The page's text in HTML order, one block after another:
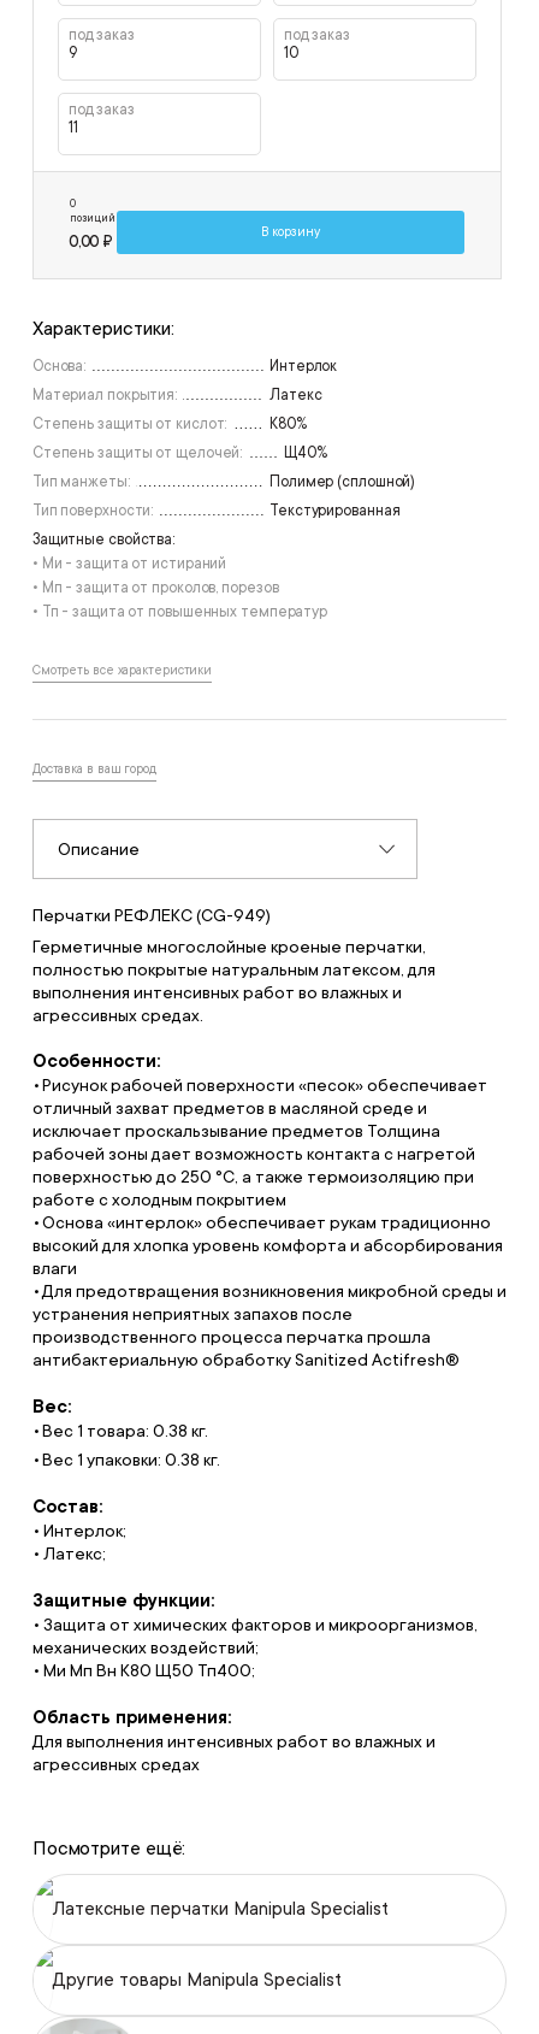
под заказ
9
под заказ
10
под заказ
11
0
позиций
0,00 ₽
В корзину
Характеристики:
Основа:
Интерлок
Материал покрытия:
Латекс
Степень защиты от кислот:
К80%
Степень защиты от щелочей:
Щ40%
Тип манжеты:
Полимер (сплошной)
Тип поверхности:
Текстурированная
Защитные свойства:
• Ми - защита от истираний
• Мп - защита от проколов, порезов
• Тп - защита от повышенных температур
Смотреть все характеристики
Доставка в ваш город
Описание
Перчатки РЕФЛЕКС (CG-949)
Герметичные многослойные кроеные перчатки,
полностью покрытые натуральным латексом, для
выполнения интенсивных работ во влажных и
агрессивных средах.
Особенности:
Рисунок рабочей поверхности «песок» обеспечивает
отличный захват предметов в масляной среде и
исключает проскальзывание предметов Толщина
рабочей зоны дает возможность контакта с нагретой
поверхностью до 250 °С, а также термоизоляцию при
работе с холодным покрытием
Основа «интерлок» обеспечивает рукам традиционно
высокий для хлопка уровень комфорта и абсорбирования
влаги
Для предотвращения возникновения микробной среды и
устранения неприятных запахов после
производственного процесса перчатка прошла
антибактериальную обработку Sanitized Actifresh®
Вес:
Вес 1 товара: 0.38 кг.
Вес 1 упаковки: 0.38 кг.
Состав:
• Интерлок;
• Латекс;
Защитные функции:
• Защита от химических факторов и микроорганизмов,
механических воздействий;
• Ми Мп Вн К80 Щ50 Тп400;
Область применения:
Для выполнения интенсивных работ во влажных и
агрессивных средах
Посмотрите ещё:
Латексные перчатки Manipula Specialist
Другие товары Manipula Specialist